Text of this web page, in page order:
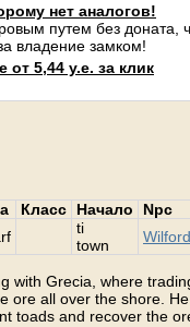
нет аналогов!
путем без доната,
владение замком!
5,44 у.е. за клик
Класс Начало
Npc
ti
town
Wilford
with Grecia, where
ore all over the shore.
toads and recover the